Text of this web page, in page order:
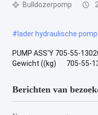
Bulldozerpomp
#lader hydraulische pomp
PUMP ASS'Y 705-55-
Gewicht ((kg) 705-55-
Berichten van